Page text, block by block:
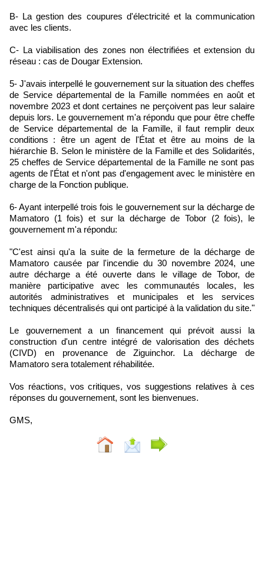
B- La gestion des coupures d'électricité et la communication
avec les clients.
C- La viabilisation des zones non électrifiées et extension du
réseau : cas de Dougar Extension.
5- J'avais interpellé le gouvernement sur la situation des cheffes
de Service départemental de la Famille nommées en août et
novembre 2023 et dont certaines ne perçoivent pas leur salaire
depuis lors. Le gouvernement m'a répondu que pour être cheffe
de Service départemental de la Famille, il faut remplir deux
conditions : être un agent de l'État et être au moins de la
hiérarchie B. Selon le ministère de la Famille et des Solidarités,
25 cheffes de Service départemental de la Famille ne sont pas
agents de l'État et n'ont pas d'engagement avec le ministère en
charge de la Fonction publique.
6- Ayant interpellé trois fois le gouvernement sur la décharge de
Mamatoro (1 fois) et sur la décharge de Tobor (2 fois), le
gouvernement m'a répondu:
"C'est ainsi qu'a la suite de la fermeture de la décharge de
Mamatoro causée par l'incendie du 30 novembre 2024, une
autre décharge a été ouverte dans le village de Tobor, de
manière participative avec les communautés locales, les
autorités administratives et municipales et les services
techniques décentralisés qui ont participé à la validation du site."
Le gouvernement a un financement qui prévoit aussi la
construction d'un centre intégré de valorisation des déchets
(CIVD) en provenance de Ziguinchor. La décharge de
Mamatoro sera totalement réhabilitée.
Vos réactions, vos critiques, vos suggestions relatives à ces
réponses du gouvernement, sont les bienvenues.
GMS,